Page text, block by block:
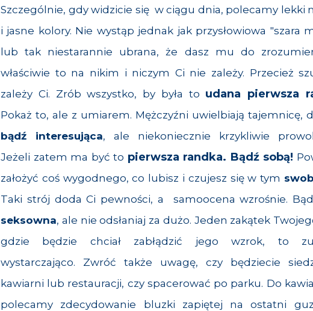
Szczególnie, gdy widzicie się w ciągu dnia, polecamy lekki
i jasne kolory. Nie wystąp jednak jak przysłowiowa "szara
lub tak niestarannie ubrana, że dasz mu do
właściwie to na nikim i niczym Ci nie zależy. Przecież
zależy Ci. Zrób wszystko, by była to udana pierwsza
Pokaż to, ale z umiarem. Mężczyźni uwielbiają tajemnicę,
bądź interesująca, ale niekoniecznie krzykliwie
Jeżeli zatem ma być to pierwsza randka. Bądź sobą!
założyć coś wygodnego, co lubisz i czujesz się w tym
Taki strój doda Ci pewności, a samoocena wzrośnie.
seksowna, ale nie odsłaniaj za dużo. Jeden zakątek
gdzie będzie chciał zabłądzić jego wzrok, to
wystarczająco. Zwróć także uwagę, czy będziecie
kawiarni lub restauracji, czy spacerować po parku. Do
polecamy zdecydowanie bluzki zapiętej na ostatni